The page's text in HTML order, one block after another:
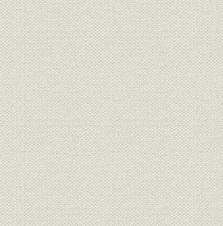
販売;売上 受注高・売
生産;価格 ガイシの
価格 ガイシの